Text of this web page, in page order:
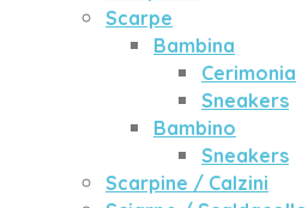
Scarpe
Bambina
Cerimonia
Sneakers
Bambino
Sneakers
Scarpine / Calzini